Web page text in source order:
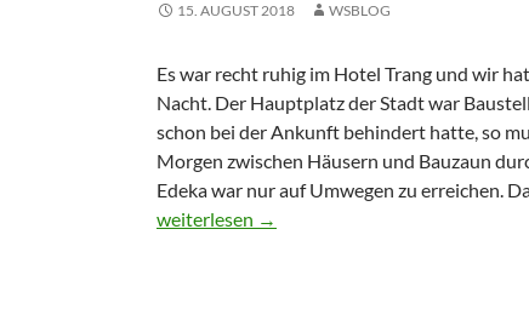
15. AUGUST 2018 WSBLOG
Es war recht ruhig im Hotel Trang und wir
Nacht. Der Hauptplatz der Stadt war
schon bei der Ankunft behindert hatte, so
Morgen zwischen Häusern und Bauzaun
Edeka war nur auf Umwegen zu erreichen.
weiterlesen →